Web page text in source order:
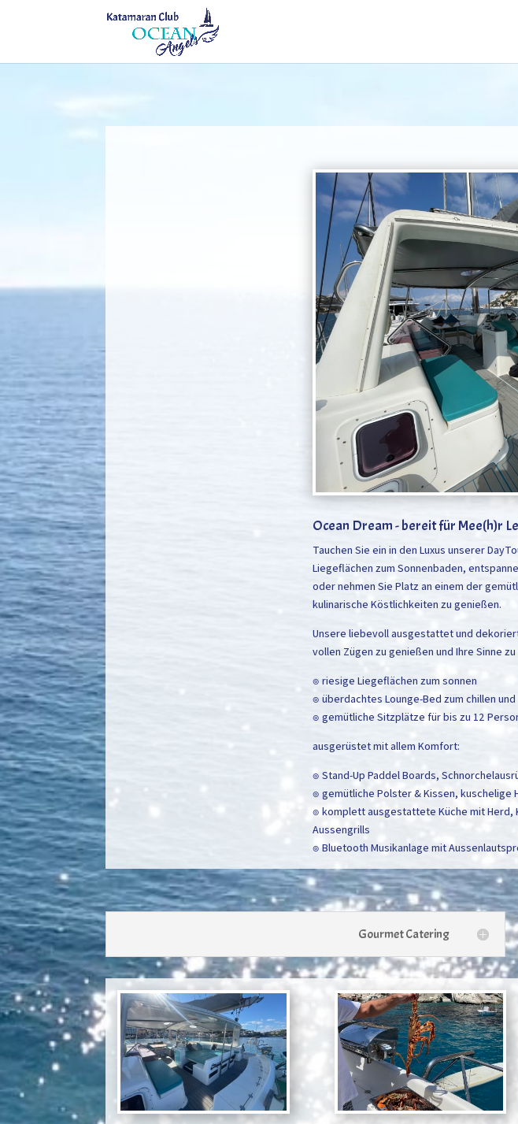
Ocean Dream - bereit für Mee(h)r
Tauchen Sie ein in den Luxus unserer
Liegeflächen zum Sonnenbaden,
oder nehmen Sie Platz an einem der
kulinarische Köstlichkeiten zu genießen.
Unsere liebevoll ausgestattet und
vollen Zügen zu genießen und Ihre Sinne
๏ riesige Liegeflächen zum sonnen
๏ überdachtes Lounge-Bed zum chillen und
๏ gemütliche Sitzplätze für bis zu 12
ausgerüstet mit allem Komfort:
๏ Stand-Up Paddel Boards,
๏ gemütliche Polster & Kissen, kuschelige
๏ komplett ausgestattete Küche mit Herd,
Aussengrills
๏ Bluetooth Musikanlage mit
Gourmet Catering